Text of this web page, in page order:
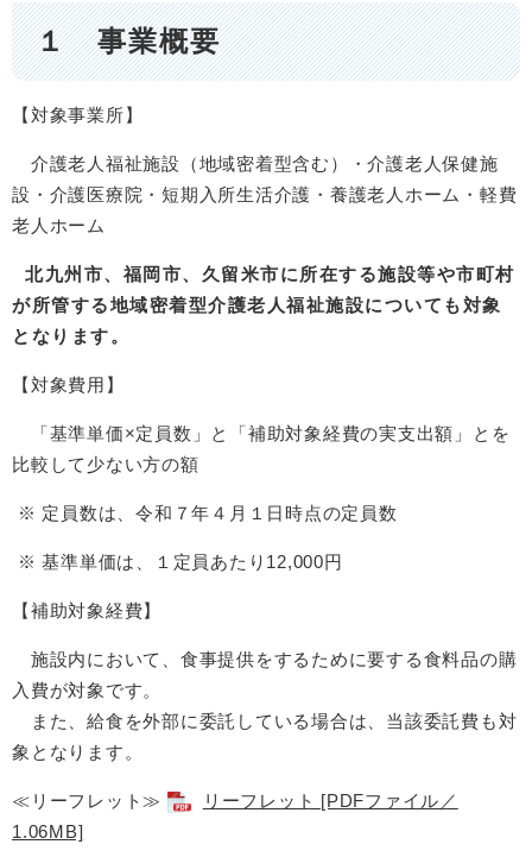
１ 事業概要
【対象事業所】
介護老人福祉施設（地域密着型含む）・介護老人保健施
設・介護医療院・短期入所生活介護・養護老人ホーム・軽費
老人ホーム
北九州市、福岡市、久留米市に所在する施設等や市町村
が所管する地域密着型介護老人福祉施設についても対象
となります。
【対象費用】
「基準単価×定員数」と「補助対象経費の実支出額」とを
比較して少ない方の額
※ 定員数は、令和７年４月１日時点の定員数
※ 基準単価は、１定員あたり12,000円
【補助対象経費】
施設内において、食事提供をするために要する食料品の購
入費が対象です。
また、給食を外部に委託している場合は、当該委託費も対
象となります。
≪リーフレット≫
リーフレット [PDFファイル／
1.06MB]